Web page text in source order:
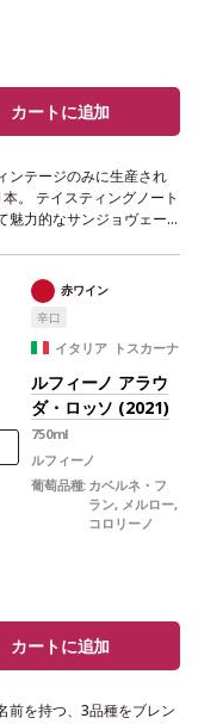
カートに追加
ンテージのみに生産され
。 テイスティングノート
魅力的なサンジョヴェー
やすいボディが広がり、
ニンが感じられる。スパ
伴う、長い余韻の後味が
ンジョヴェーゼ 98%、コロ
ーロリーフ、SQNPI
赤ワイン
辛口
イタリア トスカーナ
ルフィーノ アラウ
ダ・ロッソ (2021)
750ml
ルフィーノ
葡萄品種: カベルネ・フ
ラン, メルロー,
コロリーノ
カートに追加
前を持つ、3品種をブレン